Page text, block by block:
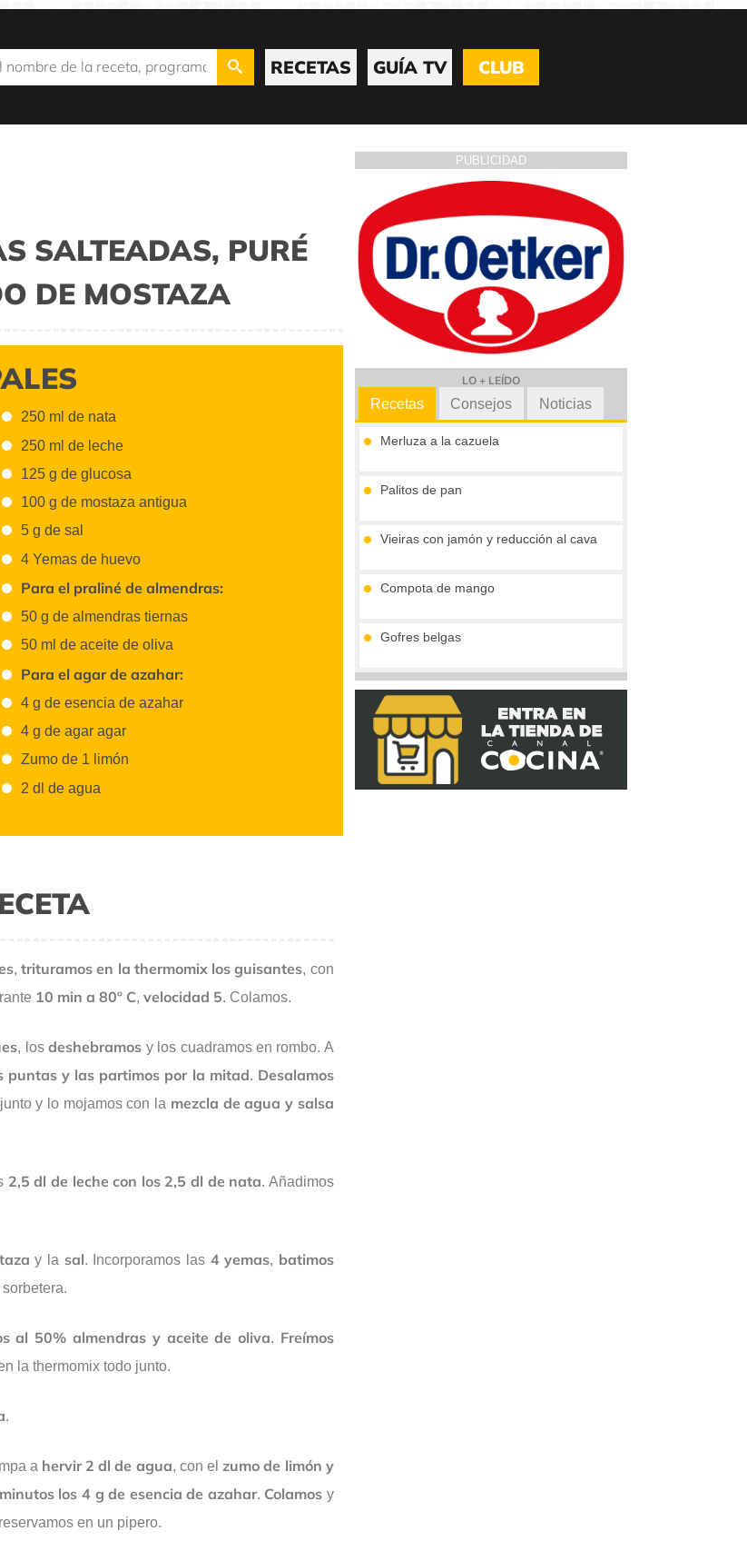
RECETAS GUÍA TV CLUB
SALTEADAS, PURÉ
DE MOSTAZA
250 ml de nata
250 ml de leche
125 g de glucosa
100 g de mostaza antigua
5 g de sal
4 Yemas de huevo
Para el praliné de almendras:
50 g de almendras tiernas
50 ml de aceite de oliva
Para el agar de azahar:
4 g de esencia de azahar
4 g de agar agar
Zumo de 1 limón
2 dl de agua
, trituramos en la thermomix los guisantes, con
10 min a 80º C, velocidad 5. Colamos.
, losdeshebramos y los cuadramos en rombo. A
puntas y las partimos por la mitad. Desalamos
y lo mojamos con la mezcla de agua y salsa
2,5 dl de leche con los 2,5 dl de nata. Añadimos
y la sal. Incorporamos las 4 yemas, batimos
al 50% almendras y aceite de oliva. Freímos
la thermomix todo junto.
.
ahervir 2 dl de agua, con elzumo de limón y
los 4 g de esencia de azahar. Colamos y
en un pipero.
PUBLICIDAD
LO + LEÍDO
Recetas
Merluza a la cazuela
Palitos de pan
Vieiras con jamón y reducción al cava
Compota de mango
Gofres belgas
Tronco de chocolate y turrón (sin gluten)
Consejos Noticias